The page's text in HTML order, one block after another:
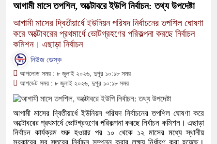
আগামী মাসে তপশিল, অক্টোবরে ইউপি নির্বাচন: তথ্য উপদেষ্টা
আগামী মাসের দ্বিতীয়ার্ধে ইউনিয়ন পরিষদ নির্বাচনের তপশিল ঘোষণা
করে অক্টোবরের প্রথমার্ধে ভোটগ্রহণের পরিকল্পনা করছে নির্বাচন
কমিশন। এছাড়া নির্বাচন
নিউজ ডেস্ক
আপলোড সময় : ৮ জুলাই ২০২৬, দুপুর ১০:১৮ সময়
আপডেট সময় : ৮ জুলাই ২০২৬, দুপুর ১০:১৮ সময়
আগামী মাসের দ্বিতীয়ার্ধে ইউনিয়ন পরিষদ নির্বাচনের তপশিল ঘোষণা করে
অক্টোবরের প্রথমার্ধে ভোটগ্রহণের পরিকল্পনা করছে নির্বাচন কমিশন। এছাড়া
নির্বাচন কার্যক্রম শুরু হওয়ার পর ১০ থেকে ১২ মাসের মধ্যে স্থানীয়